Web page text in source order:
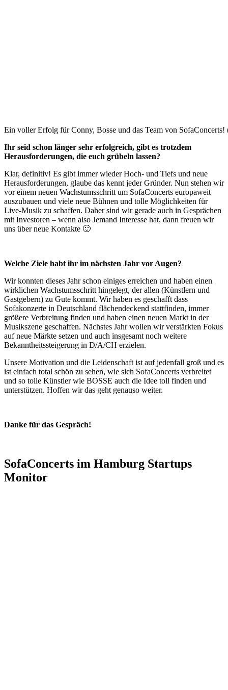
Ein voller Erfolg für Conny, Bosse und das Team von
Ihr seid schon länger sehr erfolgreich, gibt es trotzdem
Herausforderungen, die euch grübeln lassen?
Klar, definitiv! Es gibt immer wieder Hoch- und Tiefs und neue
Herausforderungen, glaube das kennt jeder Gründer. Nun stehen wir
vor einem neuen Wachstumsschritt um SofaConcerts europaweit
auszubauen und viele neue Bühnen und tolle Möglichkeiten für
Live-Musik zu schaffen. Daher sind wir gerade auch in Gesprächen
mit Investoren – wenn also Jemand Interesse hat, dann freuen wir
uns über neue Kontakte 🙂
Welche Ziele habt ihr im nächsten Jahr vor Augen?
Wir konnten dieses Jahr schon einiges erreichen und haben einen
wirklichen Wachstumsschritt hingelegt, der allen (Künstlern und
Gastgebern) zu Gute kommt. Wir haben es geschafft dass
Sofakonzerte in Deutschland flächendeckend stattfinden, immer
größere Verbreitung finden und haben einen neuen Markt in der
Musikszene geschaffen. Nächstes Jahr wollen wir verstärkten Fokus
auf neue Märkte setzen und auch insgesamt noch weitere
Bekanntheitssteigerung in D/A/CH erzielen.
Unsere Motivation und die Leidenschaft ist auf jedenfall groß und es
ist einfach total schön zu sehen, wie sich SofaConcerts verbreitet
und so tolle Künstler wie BOSSE auch die Idee toll finden und
unterstützen. Hoffen wir das geht genauso weiter.
Danke für das Gespräch!
SofaConcerts im Hamburg Startups
Monitor